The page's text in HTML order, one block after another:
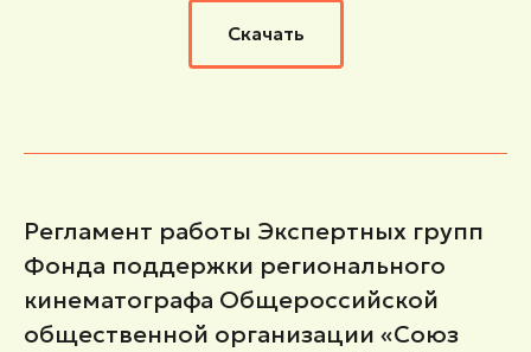
Скачать
Регламент работы Экспертных групп
Фонда поддержки регионального
кинематографа Общероссийской
общественной организации «Союз